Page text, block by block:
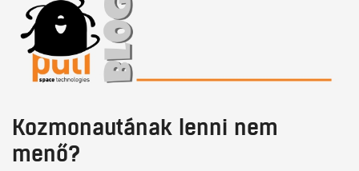
Kozmonautának lenni nem
menő?